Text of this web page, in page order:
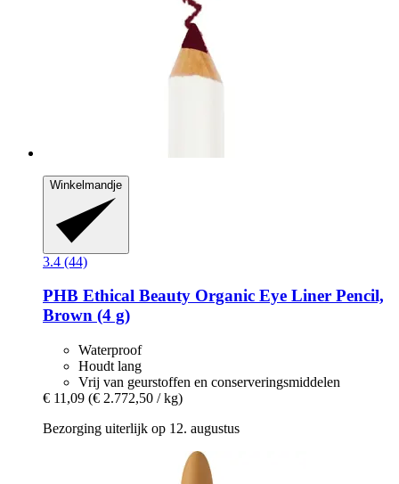
Winkelmandje
3.4 (44)
PHB Ethical Beauty Organic Eye Liner Pencil,
Brown (4 g)
Waterproof
Houdt lang
Vrij van geurstoffen en conserveringsmiddelen
€ 11,09 (€ 2.772,50 / kg)
Bezorging uiterlijk op 12. augustus